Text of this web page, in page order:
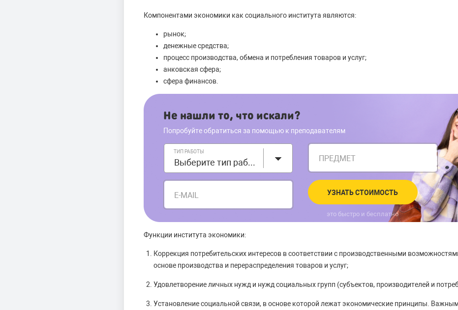
Компонентами экономики как социального института являются:
рынок;
денежные средства;
процесс производства, обмена и потребления товаров и услуг;
анковская сфера;
сфера финансов.
Не нашли то, что искали?
Попробуйте обратиться за помощью к преподавателям
ТИП РАБОТЫ
Выберите тип работы ПРЕДМЕТ
E-MAIL УЗНАТЬ СТОИМОСТЬ
это быстро и бесплатно
Функции института экономики:
Коррекция потребительских интересов в соответствии с производственными
основе производства и перераспределения товаров и услуг;
Удовлетворение личных нужд и нужд социальных групп (субъектов, производителей и
Установление социальной связи, в основе которой лежат экономические принципы.